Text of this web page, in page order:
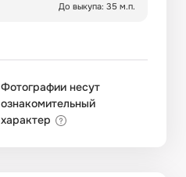
До выкупа: 35 м.п.
Фотографии несут
ознакомительный
характер